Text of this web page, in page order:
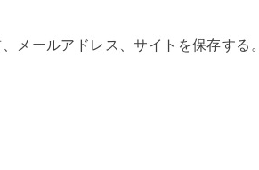
メールアドレス、サイトを保存する。